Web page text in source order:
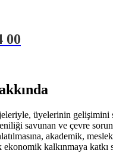
00
üyelerinin gelişimini
savunan ve çevre
akademik,
kalkınmaya katkı